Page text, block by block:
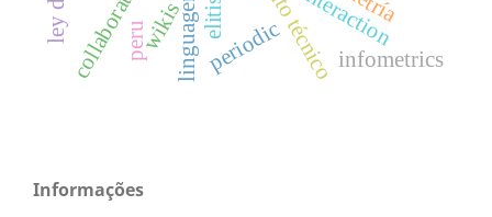
interaction
wikis periodic infometrics
peru
Informações